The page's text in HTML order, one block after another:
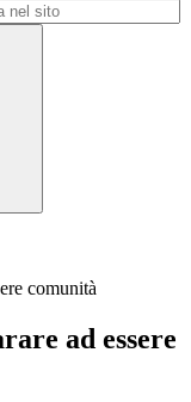
comunità
ad essere